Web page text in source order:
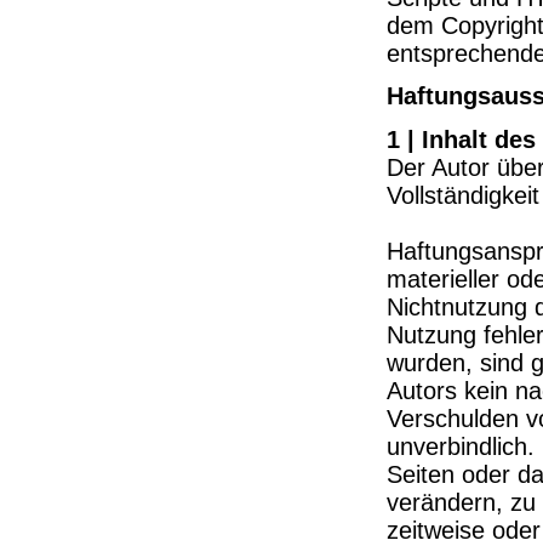
dem
1 | Inhalt
Der Autor
materieller
Nichtnutzung
Nutzung
wurden, sind
Autors kein
Verschulden
Seiten oder
verändern, zu
zeitweise